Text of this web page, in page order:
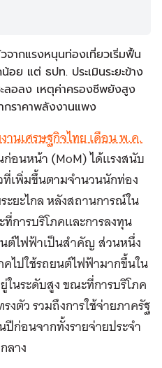
ากแรงหนุนท่องเที่ยวเริ่มฟื้น
อย แต่ ธปท. ประเมินระยะข้าง
ลอลง เหตุค่าครองชีพยังสูง
กราคาพลังงานแพง
านเศรษฐกิจไทย เดือน พ.ค.
อนหน้า (MoM) ได้แรงสนับ
เพิ่มขึ้นตามจำนวนนักท่อง
ะยะไกล หลังสถานการณ์ใน
การบริโภคและการลงทุน
ต์ไฟฟ้าเป็นสำคัญ ส่วนหนึ่ง
ไปใช้รถยนต์ไฟฟ้ามากขึ้นใน
ในระดับสูง ขณะที่การบริโภค
งตัว รวมถึงการใช้จ่ายภาครัฐ
ปีก่อนจากทั้งรายจ่ายประจำ
ลาง